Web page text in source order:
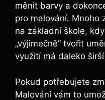
měnit barvy a
pro malování. Mnoho
na základní škole,
„výjimečně“ tvořit
využití má daleko
Pokud potřebujete
Malování vám to